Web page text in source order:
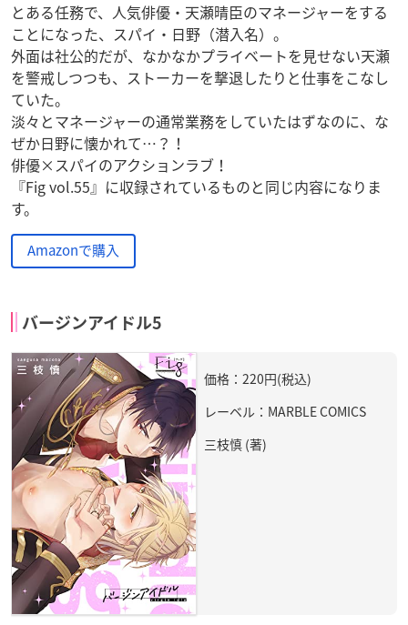
とある任務で、人気俳優・天瀬晴臣のマネージャーをする
ことになった、スパイ・日野（潜入名）。
外面は社公的だが、なかなかプライベートを見せない天瀬
を警戒しつつも、ストーカーを撃退したりと仕事をこなし
ていた。
淡々とマネージャーの通常業務をしていたはずなのに、な
ぜか日野に懐かれて…？！
俳優×スパイのアクションラブ！
『Fig vol.55』に収録されているものと同じ内容になりま
す。
Amazonで購入
バージンアイドル5
価格：220円(税込)
レーベル：MARBLE COMICS
三枝慎 (著)